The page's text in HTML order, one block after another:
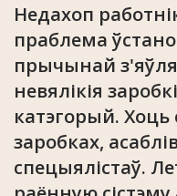
Недахоп
праблема
прычынай
невялікія
катэгорый. Хоць
заробках,
спецыялістаў.